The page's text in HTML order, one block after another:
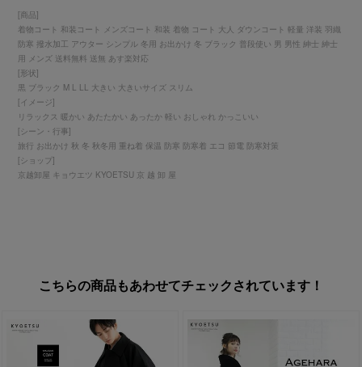
[商品]
着物コート 和装コート メンズコート 和装 着物 コート 大人 ダウンコート 軽量 洋装 羽織
防寒 撥水加工 アウター シンプル 冬用 お出かけ 冬 ブラック 普段使い 男 男性 紳士 紳士
用 メンズ 送料無料 送無 あす楽対応
[形状]
黒 ブラック M L LL 大きい 大きいサイズ スリム
[イメージ]
リラックス 暖かい あたたかい あったか 軽い おしゃれ かっこいい
[シーン・行事]
旅行 お出かけ 秋 冬 秋冬用 重ね着 保温 防寒 防寒着 エコ 節電 防寒対策
[ショップ]
京越卸屋 キョウエツ KYOETSU 京 越 卸 屋
こちらの商品もあわせてチェックされています！